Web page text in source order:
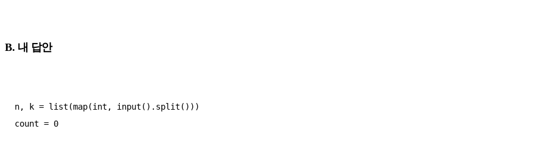
B. 내 답안
n, k = list(map(int, input().split()))
count = 0